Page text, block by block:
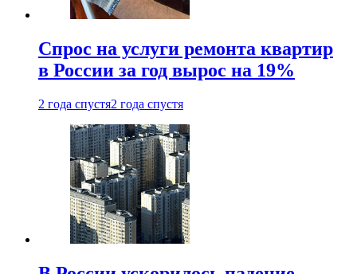
Спрос на услуги ремонта квартир
в России за год вырос на 19%
2 года спустя2 года спустя